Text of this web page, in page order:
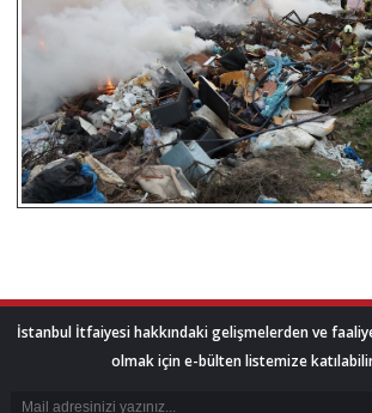
İstanbul İtfaiyesi hakkındaki gelişmelerden ve
olmak için e-bülten listemize